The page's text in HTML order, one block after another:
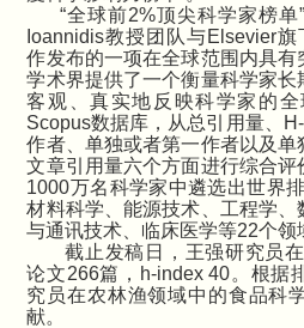
“全球前2%顶尖科学家榜单
Ioannidis教授团队与Elsevier旗
作发布的一项在全球范围内具
学术界提供了一个衡量科学家
客观、真实地反映科学家的
Scopus数据库，从总引用量、
作者、单独或者第一作者以及
文章引用量六个方面进行综合
1000万名科学家中遴选出世界
材料科学、能源技术、工程学
与通讯技术、临床医学等22个领
截止发稿日，王强研究员在
论文266篇， h-index 40。根据
究员在农林渔领域中的食品科
献。